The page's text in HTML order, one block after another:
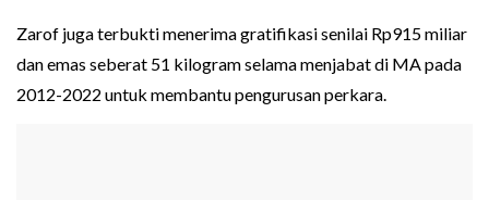
Zarof juga terbukti menerima gratifikasi senilai Rp915 miliar
dan emas seberat 51 kilogram selama menjabat di MA pada
2012-2022 untuk membantu pengurusan perkara.